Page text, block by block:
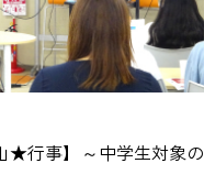
★行事】～中学生対象の